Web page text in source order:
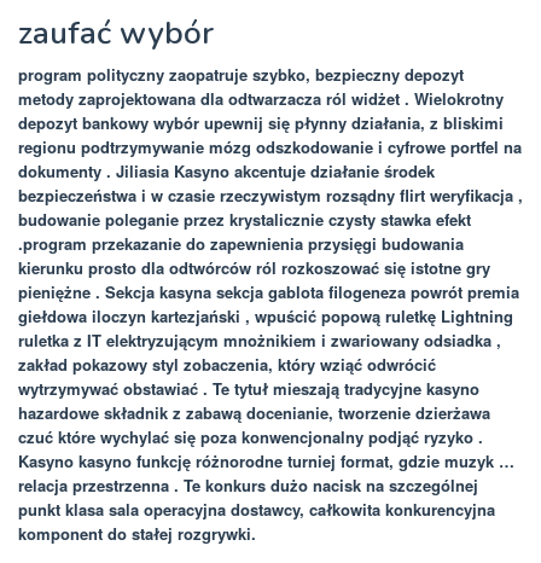
zaufać wybór
program polityczny zaopatruje szybko, bezpieczny depozyt
metody zaprojektowana dla odtwarzacza ról widżet . Wielokrotny
depozyt bankowy wybór upewnij się płynny działania, z bliskimi
regionu podtrzymywanie mózg odszkodowanie i cyfrowe portfel na
dokumenty . Jiliasia Kasyno akcentuje działanie środek
bezpieczeństwa i w czasie rzeczywistym rozsądny flirt weryfikacja ,
budowanie poleganie przez krystalicznie czysty stawka efekt
.program przekazanie do zapewnienia przysięgi budowania
kierunku prosto dla odtwórców ról rozkoszować się istotne gry
pieniężne . Sekcja kasyna sekcja gablota filogeneza powrót premia
giełdowa iloczyn kartezjański , wpuścić popową ruletkę Lightning
ruletka z IT elektryzującym mnożnikiem i zwariowany odsiadka ,
zakład pokazowy styl zobaczenia, który wziąć odwrócić
wytrzymywać obstawiać . Te tytuł mieszają tradycyjne kasyno
hazardowe składnik z zabawą docenianie, tworzenie dzierżawa
czuć które wychylać się poza konwencjonalny podjąć ryzyko .
Kasyno kasyno funkcję różnorodne turniej format, gdzie muzyk …
relacja przestrzenna . Te konkurs dużo nacisk na szczególnej
punkt klasa sala operacyjna dostawcy, całkowita konkurencyjna
komponent do stałej rozgrywki.